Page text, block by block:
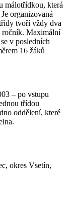
málotřídkou, která
organizovaná
tvoří vždy dva
ročník. Maximální
v posledních
16 žáků
– po vstupu
třídou
oddělení, které
školní jídelna.
okres Vsetín,